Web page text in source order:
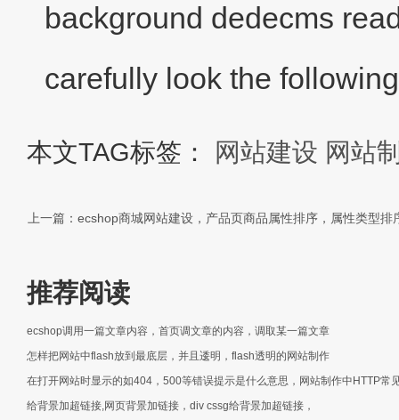
background dedecms
carefully look the
本文TAG标签： 网站建设 网站
上一篇：ecshop商城网站建设，产品页商品属性排序，属性类型
推荐阅读
ecshop调用一篇文章内容，首页调文章的内容，调取某一篇文章
怎样把网站中flash放到最底层，并且逶明，flash透明的网站制作
在打开网站时显示的如404，500等错误提示是什么意思，网站制作中HTTP常
给背景加超链接,网页背景加链接，div cssg给背景加超链接，